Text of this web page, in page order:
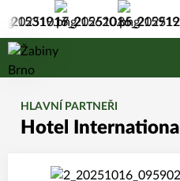
Žabiny Brno
HLAVNÍ PARTNEŘI
Hotel International